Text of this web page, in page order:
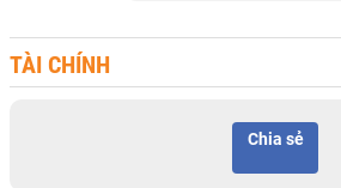
TÀI CHÍNH
Chia sẻ